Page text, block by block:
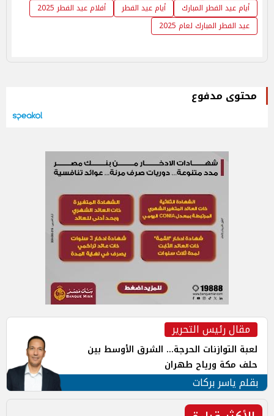
أيام عيد الفطر المبارك
أيام عيد الفطر
أفلام عيد الفطر 2025
عيد الفطر المبارك لعام 2025
محتوى مدفوع
مقال رئيس التحرير
لعبة التوازنات الحرجة... الشرق الأوسط بين
حلف مكة ورياح طهران
بقلم ياسر بركات